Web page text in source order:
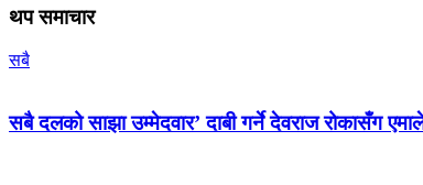
थप समाचार
सबै
सबै दलको साझा उम्मेदवार’ दाबी गर्ने देवराज रोकासँग